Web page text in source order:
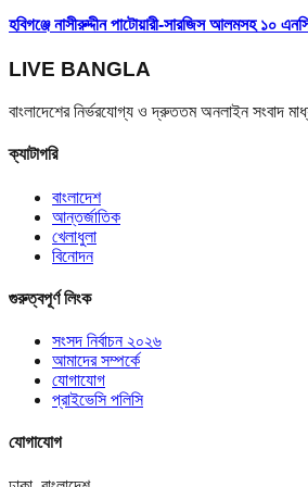
হবিগঞ্জে নাসীরুদ্দীন পাটোয়ারী-সারজিস আলমসহ ১০
LIVE BANGLA
বাংলাদেশের নির্ভরযোগ্য ও দ্রুততম অনলাইন সংবাদ
ক্যাটাগরি
বাংলাদেশ
আন্তর্জাতিক
খেলাধুলা
বিনোদন
গুরুত্বপূর্ণ লিংক
সংসদ নির্বাচন ২০২৬
আমাদের সম্পর্কে
যোগাযোগ
প্রাইভেসি পলিসি
যোগাযোগ